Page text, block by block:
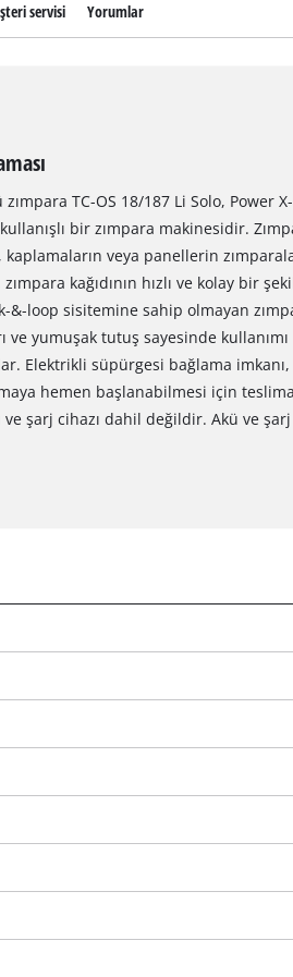
servisi Yorumlar
TC-OS 18/187 Li Solo, Power
bir zımpara makinesidir.
kaplamaların veya panellerin
kağıdının hızlı ve kolay bir
&-loop sisitemine sahip olmayan
ve yumuşak tutuş sayesinde kullanımı
Elektrikli süpürgesi bağlama
hemen başlanabilmesi için
şarj cihazı dahil değildir. Akü ve şarj